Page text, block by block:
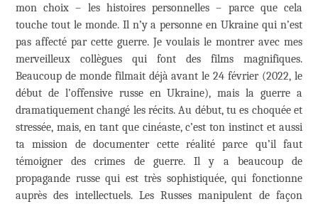
mon choix – les histoires personnelles – parce que cela
touche tout le monde. Il n’y a personne en Ukraine qui n’est
pas affecté par cette guerre. Je voulais le montrer avec mes
merveilleux collègues qui font des films magnifiques.
Beaucoup de monde filmait déjà avant le 24 février (2022, le
début de l’offensive russe en Ukraine), mais la guerre a
dramatiquement changé les récits. Au début, tu es choquée et
stressée, mais, en tant que cinéaste, c’est ton instinct et aussi
ta mission de documenter cette réalité parce qu’il faut
témoigner des crimes de guerre. Il y a beaucoup de
propagande russe qui est très sophistiquée, qui fonctionne
auprès des intellectuels. Les Russes manipulent de façon